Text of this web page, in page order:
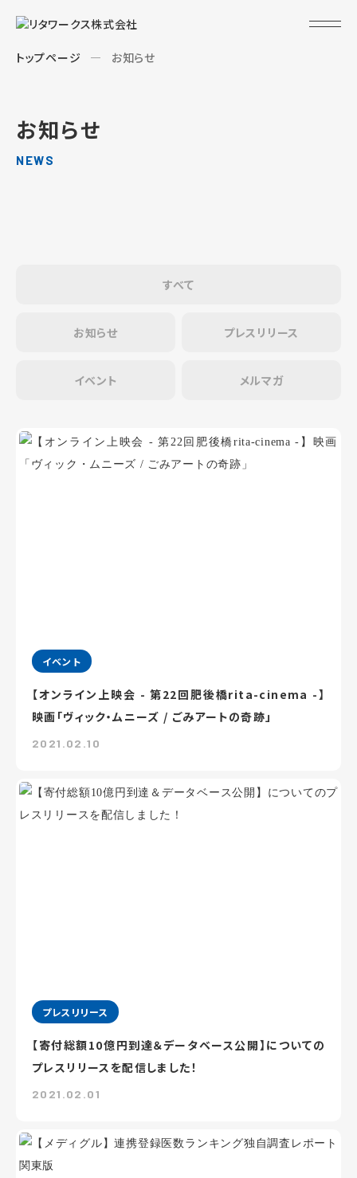
トップページ お知らせ
お知らせ
NEWS
すべて
お知らせ プレスリリース
イベント メルマガ
イベント
【オンライン上映会 - 第22回肥後橋rita-cinema -】
映画「ヴィック・ムニーズ / ごみアートの奇跡」
2021.02.10
プレスリリース
【寄付総額10億円到達＆データベース公開】についての
プレスリリースを配信しました！
2021.02.01